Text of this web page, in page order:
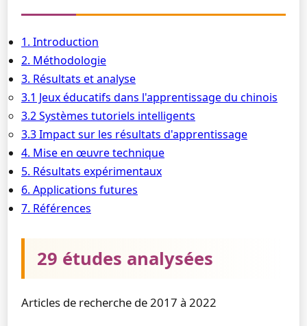
1. Introduction
2. Méthodologie
3. Résultats et analyse
3.1 Jeux éducatifs dans l'apprentissage du chinois
3.2 Systèmes tutoriels intelligents
3.3 Impact sur les résultats d'apprentissage
4. Mise en œuvre technique
5. Résultats expérimentaux
6. Applications futures
7. Références
29 études analysées
Articles de recherche de 2017 à 2022